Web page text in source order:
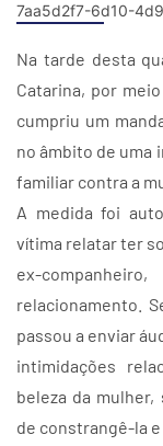
7aa5d2f7-6d10-
Na tarde desta
Catarina, por
cumpriu um
no âmbito de uma
familiar contra a
A medida foi
vítima relatar ter
ex-
relacionamento.
passou a enviar
intimidações
beleza da
de constrangê-la e